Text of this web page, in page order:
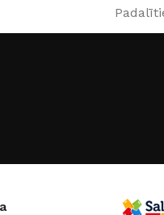
Polirezīns